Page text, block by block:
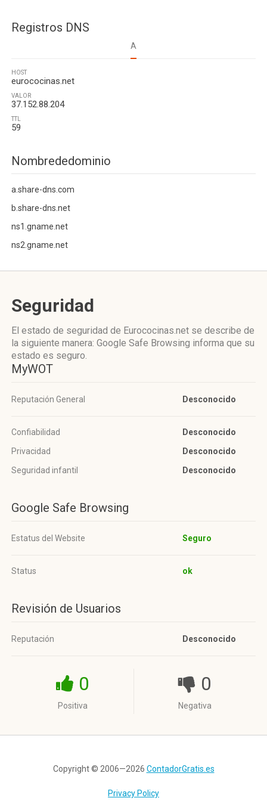
Registros DNS
A
HOST
eurococinas.net
VALOR
37.152.88.204
TTL
59
Nombrededominio
a.share-dns.com
b.share-dns.net
ns1.gname.net
ns2.gname.net
Seguridad
El estado de seguridad de Eurococinas.net se describe de
la siguiente manera: Google Safe Browsing informa que su
estado es seguro.
MyWOT
Reputación General Desconocido
Confiabilidad
Desconocido
Privacidad
Desconocido
Seguridad infantil
Desconocido
Google Safe Browsing
Estatus del Website Seguro
Status ok
Revisión de Usuarios
Reputación Desconocido
0
Positiva
0
Negativa
Copyright © 2006—2026 ContadorGratis.es
Privacy Policy